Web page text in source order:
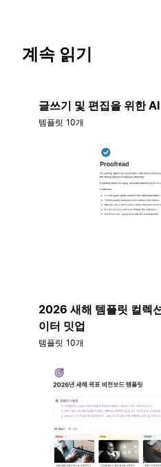
계속 읽기
글쓰기 및 편집을 위한
템플릿 10개
2026 새해 템플릿 컬렉
이터 밋업
템플릿 10개